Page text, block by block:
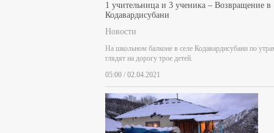
1 учительница и 3 ученика – Возвращение в
Кодавардисубани
Новости
На школьном балконе в селе Кодавардисубани по
глядят на дорогу трое детей.
05:00 / 02.04.2021